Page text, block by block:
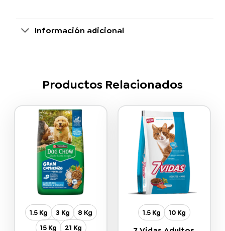
Información adicional
Productos Relacionados
1.5 Kg 3 Kg
8 Kg
15 Kg
21 Kg
1.5 Kg 10 Kg